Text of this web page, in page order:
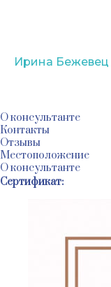
Ирина Бежевец
О консультанте
Контакты
Отзывы
Местоположение
О консультанте
Сертификат: